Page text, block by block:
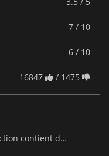
7 / 10
6 / 10
16847 / 1475
Fanatical April 2026 Platinum Collection contient des jeux bon marché de tous genres